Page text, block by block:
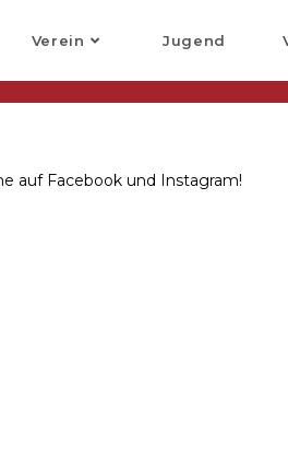
Verein Jugend
auf Facebook und Instagram!